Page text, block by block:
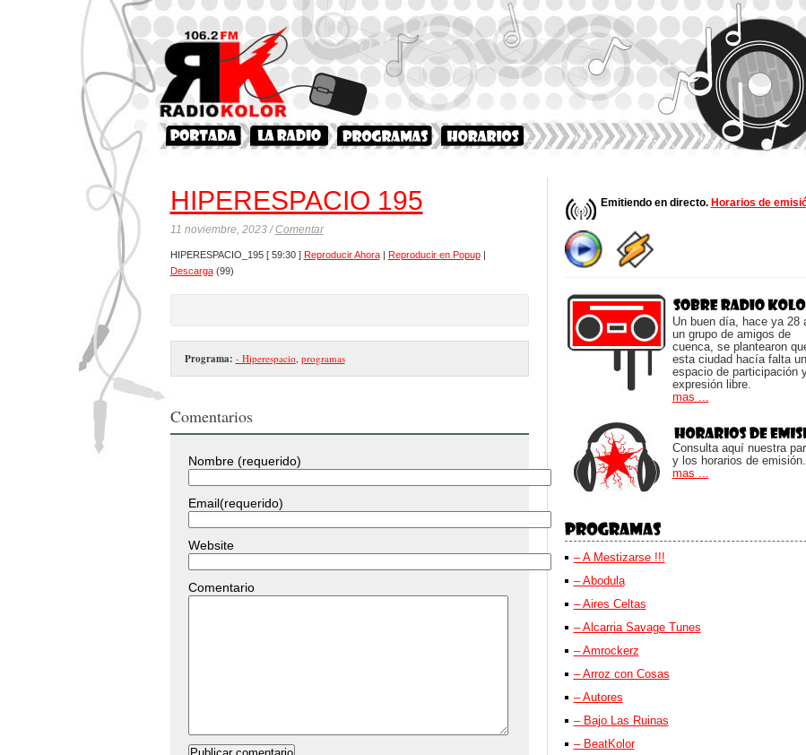
HIPERESPACIO 195
11 noviembre, 2023 /Comentar
HIPERESPACIO_195 [ 59:30 ] Reproducir Ahora| Reproducir en Popup|
Descarga(99)
Programa: - Hiperespacio, programas
Comentarios
Nombre (requerido)
Email(requerido)
Website
Comentario
Emitiendo en directo. Horarios de
Un buen día, hace ya 28
un grupo de amigos de
cuenca, se plantearon
esta ciudad hacía falta un
espacio de participación
expresión libre.
mas ...
Consulta aquí nuestra
y los horarios de emisión.
mas ...
– A Mestizarse !!!
– Abodula
– Aires Celtas
– Alcarria Savage Tunes
– Amrockerz
– Arroz con Cosas
– Autores
– Bajo Las Ruinas
– BeatKolor